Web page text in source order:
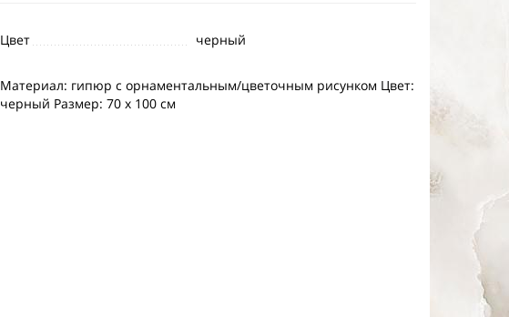
Цвет черный
Материал: гипюр с орнаментальным/цветочным рисунком Цвет:
черный Размер: 70 х 100 см